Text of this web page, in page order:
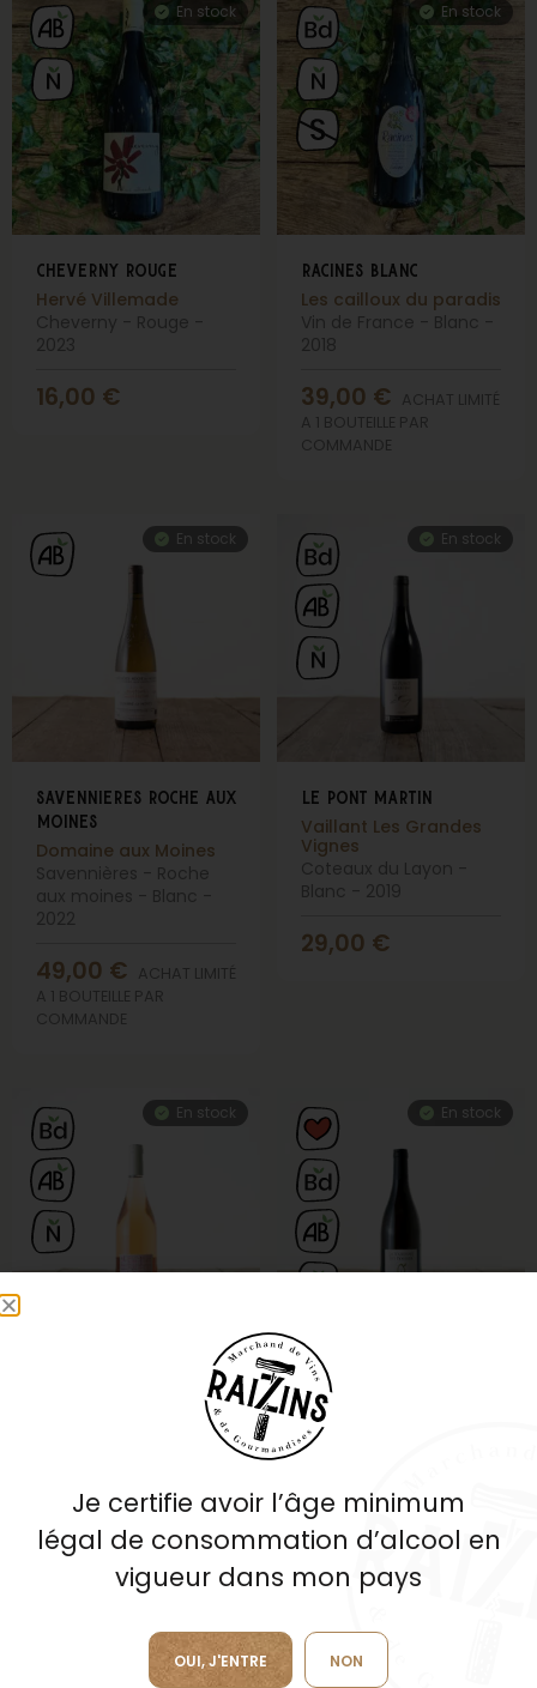
En stock
cheverny rouge
Hervé Villemade
Cheverny - Rouge -
2023
16,00 €
En stock
racines blanc
Les cailloux du paradis
Vin de France - Blanc -
2018
39,00 €
ACHAT LIMITÉ
A 1 BOUTEILLE PAR
COMMANDE
En stock
savennieres roche aux
moines
Domaine aux Moines
Savennières - Roche
aux moines - Blanc -
2022
49,00 €
ACHAT LIMITÉ
A 1 BOUTEILLE PAR
COMMANDE
En stock
le pont martin
Vaillant Les Grandes
Vignes
Coteaux du Layon -
Blanc - 2019
29,00 €
En stock
Saumur - Rosé - 2023
11,50€
En stock
la varenne du poirier
Vaillant Les Grandes
Vignes
Anjou - Blanc - 2022
21,00€
En stock
Je certifie avoir l’âge minimum
légal de consommation d’alcool en
vigueur dans mon pays
OUI, J'ENTRE NON